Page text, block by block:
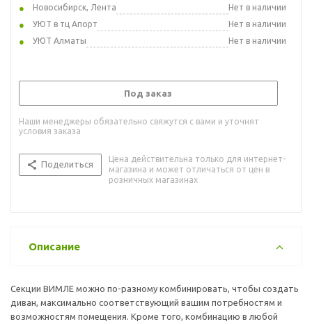
Новосибирск, Лента
Нет в наличии
УЮТ в тц Апорт
Нет в наличии
УЮТ Алматы
Нет в наличии
Под заказ
Наши менеджеры обязательно свяжутся с вами и уточнят
условия заказа
Поделиться
Цена действительна только для интернет-
магазина и может отличаться от цен в
розничных магазинах
Описание
Секции ВИМЛЕ можно по-разному комбинировать, чтобы создать
диван, максимально соответствующий вашим потребностям и
возможностям помещения. Кроме того, комбинацию в любой